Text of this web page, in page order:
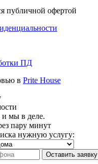
публичной офертой
ПД
в Prite House
и мы в деле.
пару минут
нужную услугу:
Оставить заявку